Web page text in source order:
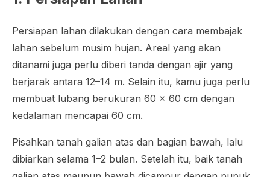
Persiapan lahan dilakukan dengan cara membajak
lahan sebelum musim hujan. Areal yang akan
ditanami juga perlu diberi tanda dengan ajir yang
berjarak antara 12–14 m. Selain itu, kamu juga perlu
membuat lubang berukuran 60 x 60 cm dengan
kedalaman mencapai 60 cm.
Pisahkan tanah galian atas dan bagian bawah, lalu
dibiarkan selama 1–2 bulan. Setelah itu, baik tanah